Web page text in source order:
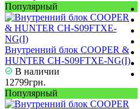
Популярный
Внутренний блок COOPER &
HUNTER CH-S09FTXE-NG(I)
В наличии
12799грн.
Популярный